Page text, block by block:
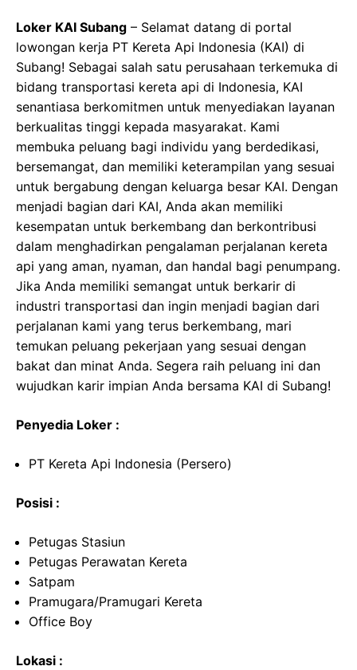
Loker KAI Subang – Selamat datang di portal
lowongan kerja PT Kereta Api Indonesia (KAI) di
Subang! Sebagai salah satu perusahaan terkemuka di
bidang transportasi kereta api di Indonesia, KAI
senantiasa berkomitmen untuk menyediakan layanan
berkualitas tinggi kepada masyarakat. Kami
membuka peluang bagi individu yang berdedikasi,
bersemangat, dan memiliki keterampilan yang sesuai
untuk bergabung dengan keluarga besar KAI. Dengan
menjadi bagian dari KAI, Anda akan memiliki
kesempatan untuk berkembang dan berkontribusi
dalam menghadirkan pengalaman perjalanan kereta
api yang aman, nyaman, dan handal bagi penumpang.
Jika Anda memiliki semangat untuk berkarir di
industri transportasi dan ingin menjadi bagian dari
perjalanan kami yang terus berkembang, mari
temukan peluang pekerjaan yang sesuai dengan
bakat dan minat Anda. Segera raih peluang ini dan
wujudkan karir impian Anda bersama KAI di Subang!
Penyedia Loker :
PT Kereta Api Indonesia (Persero)
Posisi :
Petugas Stasiun
Petugas Perawatan Kereta
Satpam
Pramugara/Pramugari Kereta
Office Boy
Lokasi :